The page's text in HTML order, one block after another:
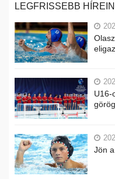
LEGFRISSEBB
U16-
Jön